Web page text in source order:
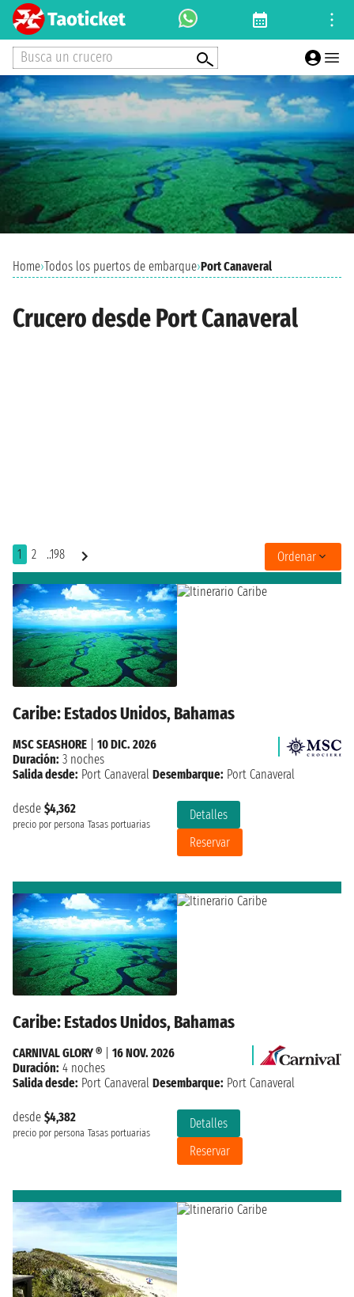
Busca un crucero
Home›Todos los puertos de embarque›Port Canaveral
Crucero desde Port Canaveral
1 2 ..198 Ordenar
Caribe: Estados Unidos, Bahamas
desde $4,362
precio por persona Tasas portuarias
Detalles
Reservar
MSC SEASHORE
10 DIC. 2026
Duración: 3 noches
Salida desde: Port Canaveral Desembarque: Port Canaveral
Caribe: Estados Unidos, Bahamas
desde $4,382
precio por persona Tasas portuarias
Detalles
Reservar
CARNIVAL GLORY ®
16 NOV. 2026
Duración: 4 noches
Salida desde: Port Canaveral Desembarque: Port Canaveral